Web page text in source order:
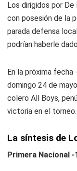
Los dirigidos por De
con posesión de la
parada defensa
podrían haberle
En la próxima fecha
domingo 24 de
colero All Boys,
victoria en el torneo.
La síntesis de
Primera Nacional -